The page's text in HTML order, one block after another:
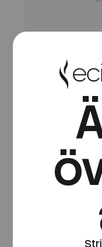
Wanted Salt |
10ml E-Juice